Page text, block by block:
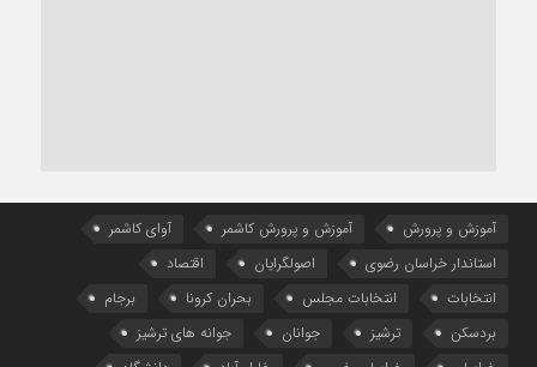
آموزش و پرورش آموزش و پرورش کاشمر
آوای کاشمر
استاندار خراسان رضوی
اصولگرایان
اقتصاد
انتخابات
انتخابات مجلس بحران کرونا
برجام
بردسکن
ترشیز جوانان
جوانه های ترشیز